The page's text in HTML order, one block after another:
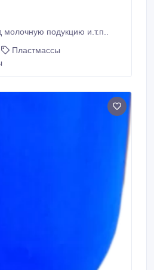
подукцию и.т.п..
Пластмассы